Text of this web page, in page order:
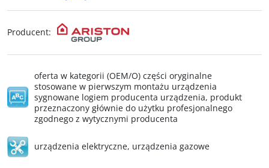
Producent:
oferta w kategorii (OEM/O) części oryginalne
stosowane w pierwszym montażu urządzenia
sygnowane logiem producenta urządzenia, produkt
przeznaczony głównie do użytku profesjonalnego
zgodnego z wytycznymi producenta
urządzenia elektryczne, urządzenia gazowe